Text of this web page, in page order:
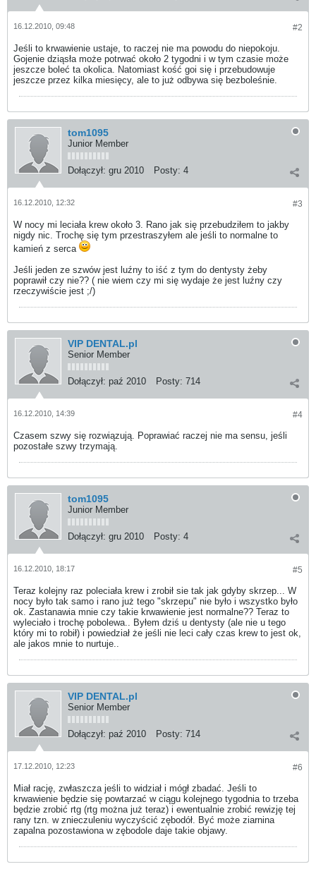
#2
16.12.2010, 09:48
Jeśli to krwawienie ustaje, to raczej nie ma powodu do niepokoju.
Gojenie dziąsła może potrwać około 2 tygodni i w tym czasie może
jeszcze boleć ta okolica. Natomiast kość goi się i przebudowuje
jeszcze przez kilka miesięcy, ale to już odbywa się bezboleśnie.
tom1095
Junior Member
Dołączył: gru 2010 Posty: 4
#3
16.12.2010, 12:32
W nocy mi leciała krew około 3. Rano jak się przebudziłem to jakby
nigdy nic. Trochę się tym przestraszyłem ale jeśli to normalne to
kamień z serca
Jeśli jeden ze szwów jest luźny to iść z tym do dentysty żeby
poprawił czy nie?? ( nie wiem czy mi się wydaje że jest luźny czy
rzeczywiście jest ;/)
VIP DENTAL.pl
Senior Member
Dołączył: paź 2010 Posty: 714
#4
16.12.2010, 14:39
Czasem szwy się rozwiązują. Poprawiać raczej nie ma sensu, jeśli
pozostałe szwy trzymają.
tom1095
Junior Member
Dołączył: gru 2010 Posty: 4
#5
16.12.2010, 18:17
Teraz kolejny raz poleciała krew i zrobił sie tak jak gdyby skrzep... W
nocy było tak samo i rano już tego "skrzepu" nie było i wszystko było
ok. Zastanawia mnie czy takie krwawienie jest normalne?? Teraz to
wyleciało i trochę pobolewa.. Byłem dziś u dentysty (ale nie u tego
który mi to robił) i powiedział że jeśli nie leci cały czas krew to jest ok,
ale jakos mnie to nurtuje..
VIP DENTAL.pl
Senior Member
Dołączył: paź 2010 Posty: 714
#6
17.12.2010, 12:23
Miał rację, zwłaszcza jeśli to widział i mógł zbadać. Jeśli to
krwawienie będzie się powtarzać w ciągu kolejnego tygodnia to trzeba
będzie zrobić rtg (rtg można już teraz) i ewentualnie zrobić rewizję tej
rany tzn. w znieczuleniu wyczyścić zębodół. Być może ziarnina
zapalna pozostawiona w zębodole daje takie objawy.